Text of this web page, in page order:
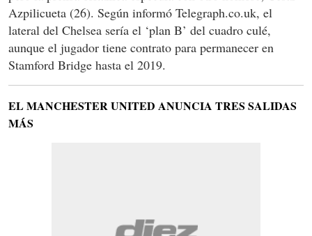
Azpilicueta (26). Según informó Telegraph.co.uk, el
lateral del Chelsea sería el ‘plan B’ del cuadro culé,
aunque el jugador tiene contrato para permanecer en
Stamford Bridge hasta el 2019.
EL MANCHESTER UNITED ANUNCIA TRES SALIDAS
MÁS